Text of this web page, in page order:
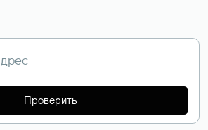
Проверить